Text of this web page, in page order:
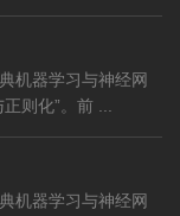
机器学习与神经网
则化”。前 ...
机器学习与神经网